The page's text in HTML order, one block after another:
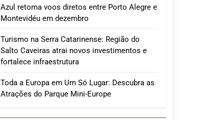
Azul retoma voos diretos entre Porto Alegre e
Montevidéu em dezembro
Turismo na Serra Catarinense: Região do
Salto Caveiras atrai novos investimentos e
fortalece infraestrutura
Toda a Europa em Um Só Lugar: Descubra as
Atrações do Parque Mini-Europe